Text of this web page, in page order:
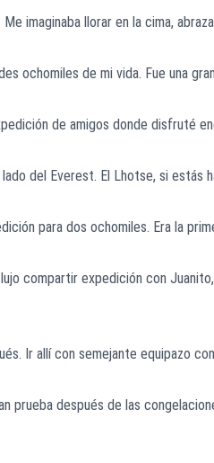
imaginaba llorar en la cima,
ochomiles de mi vida. Fue una
de amigos donde disfruté
del Everest. El Lhotse, si estás
para dos ochomiles. Era la
compartir expedición con
Ir allí con semejante equipazo
prueba después de las